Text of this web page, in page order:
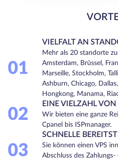
01
VIELFALT AN
Mehr als 20 standorte
Amsterdam, Brüssel,
Marseille, Stockholm,
Ashburn, Chicago,
Hongkong, Manama,
02
EINE VIELZAHL
Wir bieten eine ganze
Cpanel bis ISPmanager.
03
SCHNELLE
Sie können einen VPS
Abschluss des